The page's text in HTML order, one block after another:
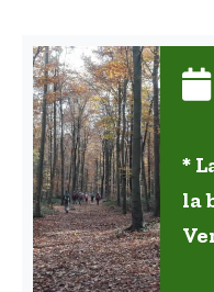
*
la